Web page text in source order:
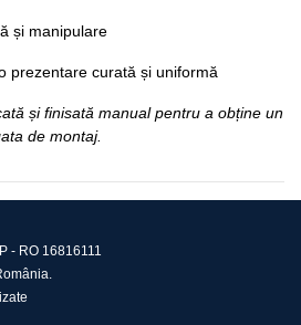
și manipulare
prezentare curată și uniformă
și finisată manual pentru a obține un
de montaj.
- RO 16816111